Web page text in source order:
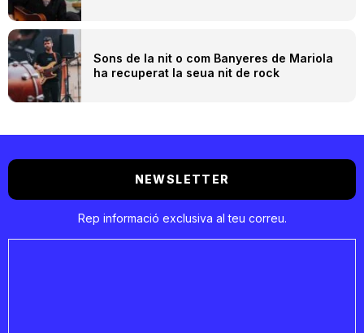
Sons de la nit o com Banyeres de Mariola
ha recuperat la seua nit de rock
NEWSLETTER
Rep informació exclusiva al teu correu.